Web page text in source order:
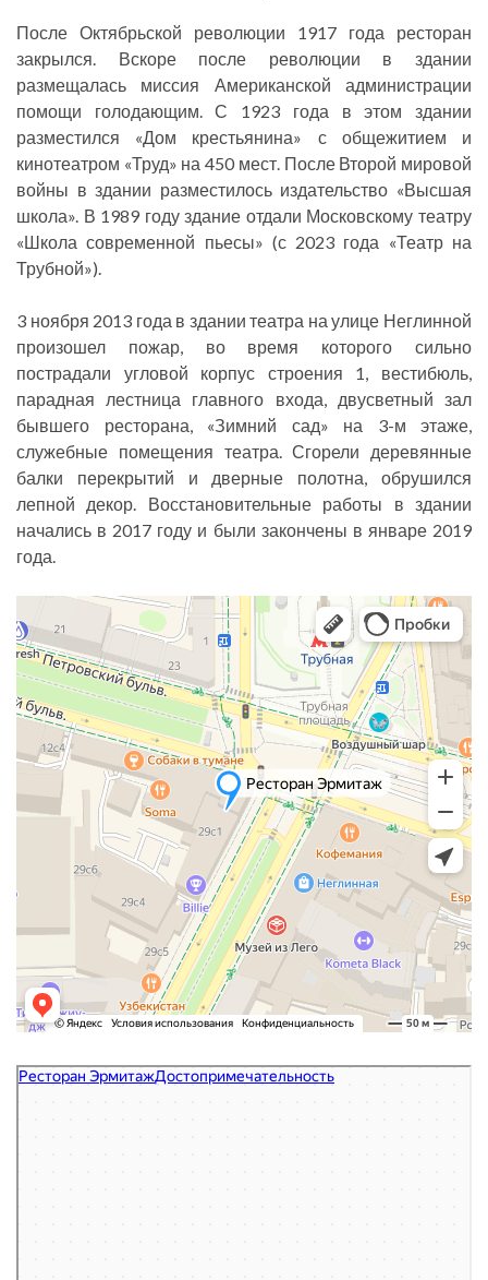
После Октябрьской революции 1917 года ресторан
закрылся. Вскоре после революции в здании
размещалась миссия Американской администрации
помощи голодающим. С 1923 года в этом здании
разместился «Дом крестьянина» с общежитием и
кинотеатром «Труд» на 450 мест. После Второй мировой
войны в здании разместилось издательство «Высшая
школа». В 1989 году здание отдали Московскому театру
«Школа современной пьесы» (с 2023 года «Театр на
Трубной»).
3 ноября 2013 года в здании театра на улице Неглинной
произошел пожар, во время которого сильно
пострадали угловой корпус строения 1, вестибюль,
парадная лестница главного входа, двусветный зал
бывшего ресторана, «Зимний сад» на 3-м этаже,
служебные помещения театра. Сгорели деревянные
балки перекрытий и дверные полотна, обрушился
лепной декор. Восстановительные работы в здании
начались в 2017 году и были закончены в январе 2019
года.
Ресторан Эрмитаж